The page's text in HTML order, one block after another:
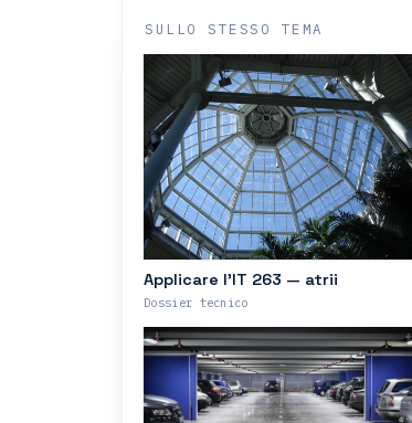
SULLO STESSO TEMA
Applicare l’IT 263 — atrii
Dossier tecnico